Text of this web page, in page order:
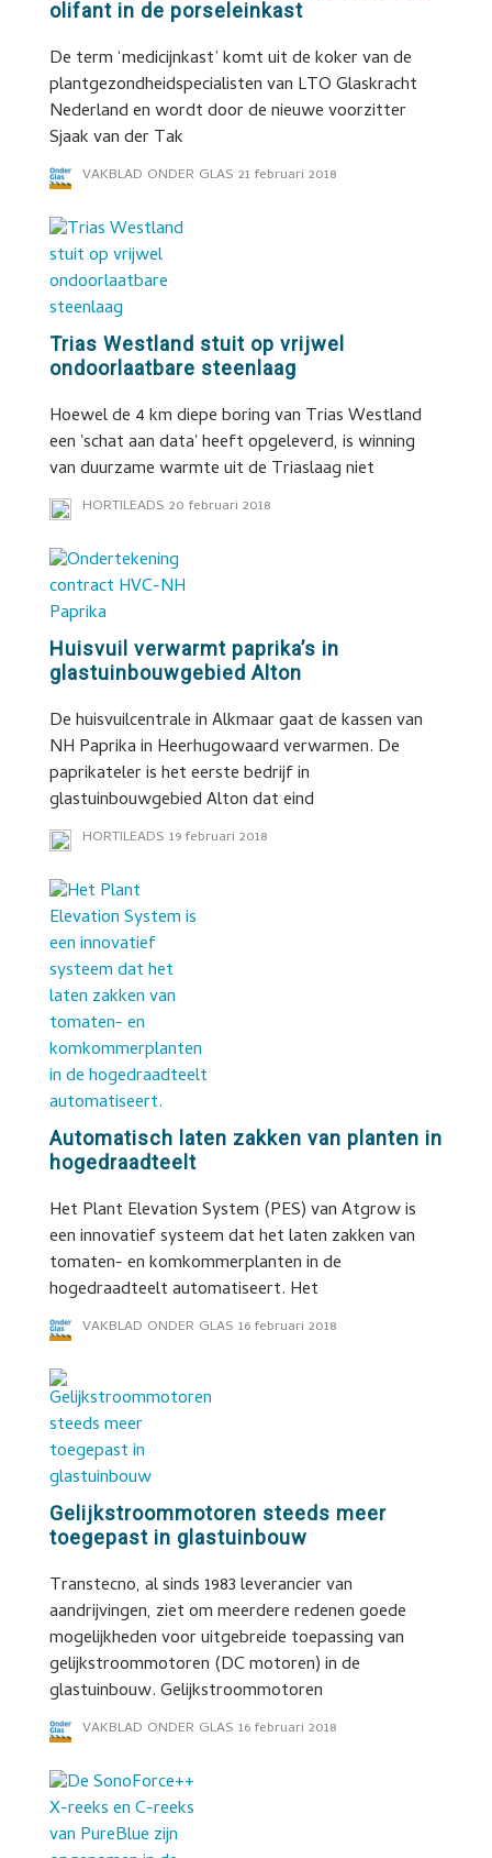
olifant in de porseleinkast
De term ‘medicijnkast’ komt uit de koker van de
plantgezondheidspecialisten van LTO Glaskracht
Nederland en wordt door de nieuwe voorzitter
Sjaak van der Tak
VAKBLAD ONDER GLAS 21 februari 2018
Trias Westland stuit op vrijwel
ondoorlaatbare steenlaag
Hoewel de 4 km diepe boring van Trias Westland
een 'schat aan data' heeft opgeleverd, is winning
van duurzame warmte uit de Triaslaag niet
HORTILEADS 20 februari 2018
Huisvuil verwarmt paprika’s in
glastuinbouwgebied Alton
De huisvuilcentrale in Alkmaar gaat de kassen van
NH Paprika in Heerhugowaard verwarmen. De
paprikateler is het eerste bedrijf in
glastuinbouwgebied Alton dat eind
HORTILEADS 19 februari 2018
Automatisch laten zakken van planten in
hogedraadteelt
Het Plant Elevation System (PES) van Atgrow is
een innovatief systeem dat het laten zakken van
tomaten- en komkommerplanten in de
hogedraadteelt automatiseert. Het
VAKBLAD ONDER GLAS 16 februari 2018
Gelijkstroommotoren steeds meer
toegepast in glastuinbouw
Transtecno, al sinds 1983 leverancier van
aandrijvingen, ziet om meerdere redenen goede
mogelijkheden voor uitgebreide toepassing van
gelijkstroommotoren (DC motoren) in de
glastuinbouw. Gelijkstroommotoren
VAKBLAD ONDER GLAS 16 februari 2018